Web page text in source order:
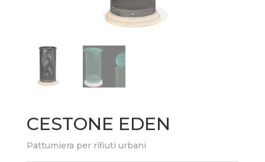
CESTONE EDEN
Pattumiera per rifiuti urbani